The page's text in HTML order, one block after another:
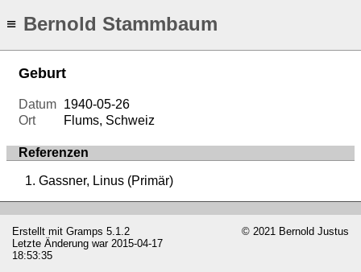
≡ Bernold Stammbaum
Geburt
Datum 1940-05-26
Ort
Flums, Schweiz
Referenzen
Gassner, Linus (Primär)
Erstellt mit Gramps 5.1.2
Letzte Änderung war 2015-04-17
18:53:35
© 2021 Bernold Justus